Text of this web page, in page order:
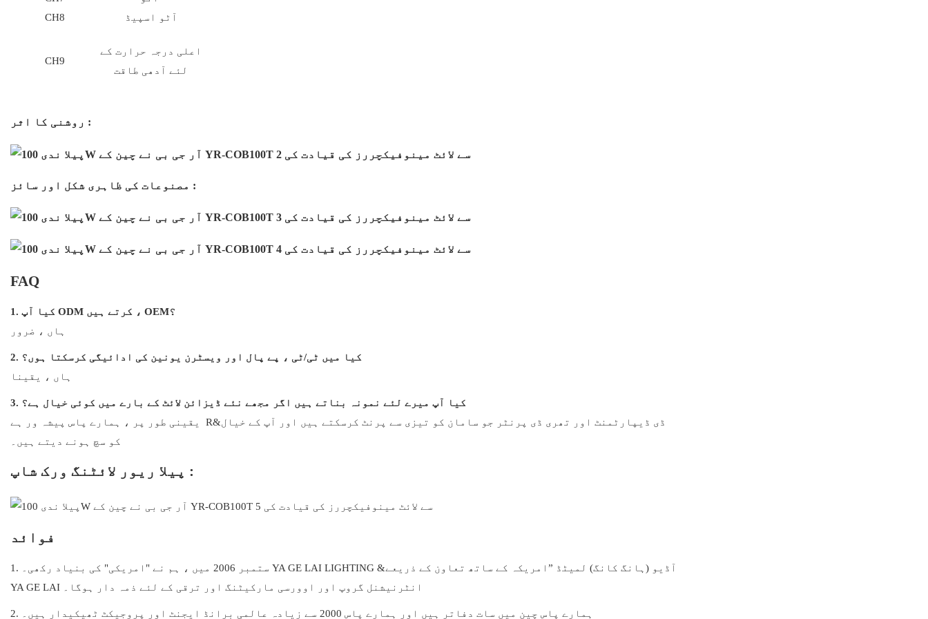
CH8
آٹو اسپیڈ
CH9
اعلی درجہ حرارت کے
لئے آدھی طاقت
روشنی کا اثر :
مصنوعات کی ظاہری شکل اور سائز :
FAQ
1. کیا آپ ODM کرتے ہیں ، OEM؟
ہاں ، ضرور
2. کیا میں ٹی/ٹی ، پے پال اور ویسٹرن یونین کی ادائیگی کرسکتا ہوں؟
ہاں ، یقینا
3. کیا آپ میرے لئے نمونہ بناتے ہیں اگر مجھے نئے ڈیزائن لائٹ کے بارے میں کوئی خیال ہے؟
یقینی طور پر ، ہمارے پاس پیشہ ور ہے R&ڈی ڈیپارٹمنٹ اور تھری ڈی پرنٹر جو سامان کو تیزی سے پرنٹ کرسکتے ہیں اور آپ کے خیال
کو سچ ہونے دیتے ہیں۔
پیلا ریور لائٹنگ ورک شاپ :
فوائد
1. ستمبر 2006 میں ، ہم نے "امریکی" کی بنیاد رکھی۔ YA GE LAI LIGHTING &آڈیو (ہانگ کانگ) لمیٹڈ ”امریکہ کے ساتھ تعاون کے ذریعے
YA GE LAI انٹرنیشنل گروپ اور اوورسی مارکیٹنگ اور ترقی کے لئے ذمہ دار ہوگا۔
2. ہمارے پاس چین میں سات دفاتر ہیں اور ہمارے پاس 2000 سے زیادہ عالمی برانڈ ایجنٹ اور پروجیکٹ ٹھیکیدار ہیں۔